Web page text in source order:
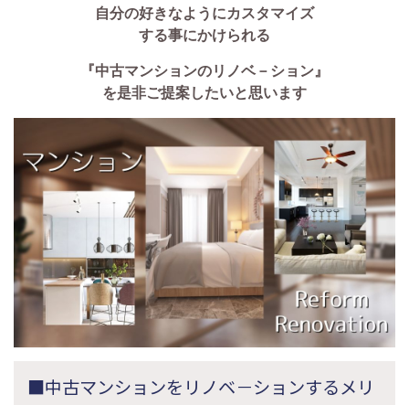
自分の好きなようにカスタマイズ
する事にかけられる
『中古マンションのリノベ－ション』
を是非ご提案したいと思います
■中古マンションをリノベ－ションするメリ